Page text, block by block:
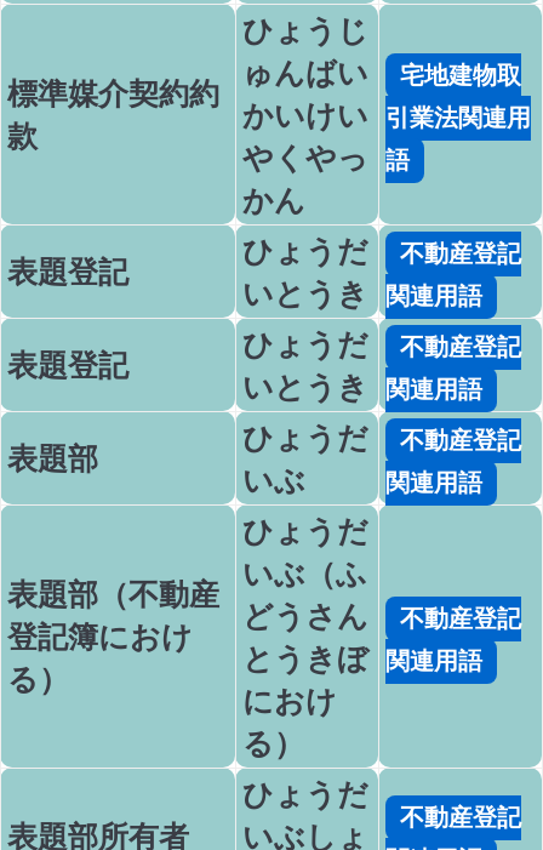
標準媒介契約約
款
ひょうじ
ゅんばい
かいけい
やくやっ
かん
宅地建物取
引業法関連用
語
表題登記
ひょうだ
いとうき
不動産登記
関連用語
表題登記
ひょうだ
いとうき
不動産登記
関連用語
表題部
ひょうだ
いぶ
不動産登記
関連用語
表題部（不動産
登記簿におけ
る）
ひょうだ
いぶ（ふ
どうさん
とうきぼ
におけ
る）
不動産登記
関連用語
表題部所有者
ひょうだ
いぶしょ
不動産登記